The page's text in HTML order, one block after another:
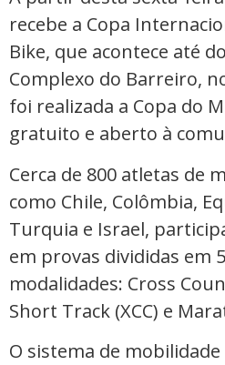
recebe a Copa
Bike, que acontece até
Complexo do Barreiro,
foi realizada a Copa do
gratuito e aberto à
Cerca de 800 atletas de
como Chile, Colômbia,
Turquia e Israel,
em provas divididas em
modalidades: Cross
Short Track (XCC) e
O sistema de